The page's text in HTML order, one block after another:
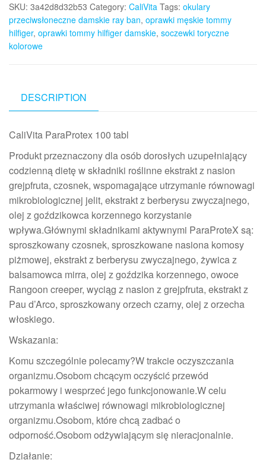
SKU: 3a42d8d32b53 Category: CaliVita Tags: okulary
przeciwsłoneczne damskie ray ban, oprawki męskie tommy
hilfiger, oprawki tommy hilfiger damskie, soczewki toryczne
kolorowe
DESCRIPTION
CaliVita ParaProtex 100 tabl
Produkt przeznaczony dla osób dorosłych uzupełniający
codzienną dietę w składniki roślinne ekstrakt z nasion
grejpfruta, czosnek, wspomagające utrzymanie równowagi
mikrobiologicznej jelit, ekstrakt z berberysu zwyczajnego,
olej z goździkowca korzennego korzystanie
wpływa.Głównymi składnikami aktywnymi ParaProteX są:
sproszkowany czosnek, sproszkowane nasiona komosy
piżmowej, ekstrakt z berberysu zwyczajnego, żywica z
balsamowca mirra, olej z goździka korzennego, owoce
Rangoon creeper, wyciąg z nasion z grejpfruta, ekstrakt z
Pau d’Arco, sproszkowany orzech czarny, olej z orzecha
włoskiego.
Wskazania:
Komu szczególnie polecamy?W trakcie oczyszczania
organizmu.Osobom chcącym oczyścić przewód
pokarmowy i wesprzeć jego funkcjonowanie.W celu
utrzymania właściwej równowagi mikrobiologicznej
organizmu.Osobom, które chcą zadbać o
odporność.Osobom odżywiającym się nieracjonalnie.
Działanie: